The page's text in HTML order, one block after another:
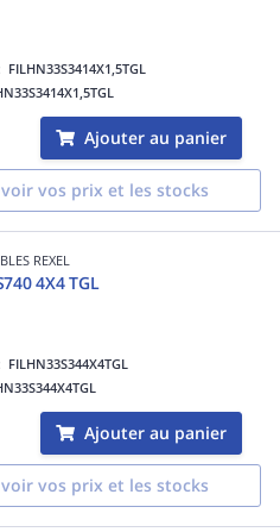
FILHN33S3414X1,5TGL
Ajouter au panier
vos prix et les stocks
REXEL
4X4 TGL
FILHN33S344X4TGL
Ajouter au panier
vos prix et les stocks